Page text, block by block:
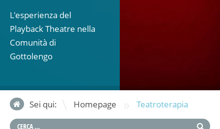
L'esperienza del
Playback Theatre nella
Comunità di
Gottolengo
Sei qui: Homepage » Teatroterapia